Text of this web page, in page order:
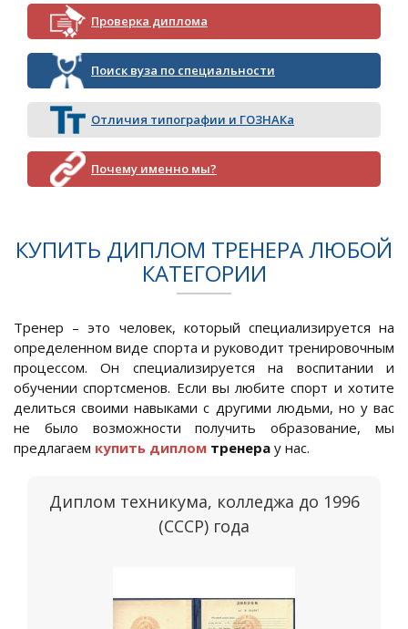
Проверка диплома
Поиск вуза по специальности
Отличия типографии и ГОЗНАКа
Почему именно мы?
КУПИТЬ ДИПЛОМ ТРЕНЕРА ЛЮБОЙ
КАТЕГОРИИ
Тренер – это человек, который специализируется на
определенном виде спорта и руководит тренировочным
процессом. Он специализируется на воспитании и
обучении спортсменов. Если вы любите спорт и хотите
делиться своими навыками с другими людьми, но у вас
не было возможности получить образование, мы
предлагаем купить диплом тренера у нас.
Диплом техникума, колледжа до 1996
(СССР) года